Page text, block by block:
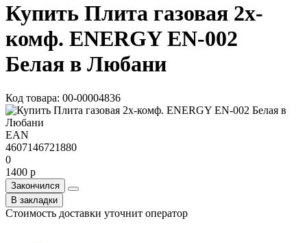
Купить Плита газовая 2х-
комф. ENERGY EN-002
Белая в Любани
Код товара: 00-00004836
EAN
4607146721880
0
1400 р
Закончился
В закладки
Стоимость доставки уточнит оператор